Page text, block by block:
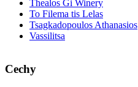
Thealos Gi Winery
To Filema tis Lelas
Tsagkadopoulos Athanasios
Vassilitsa
Cechy